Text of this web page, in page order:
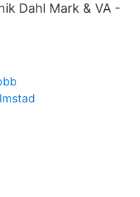
Dahl Mark & VA -